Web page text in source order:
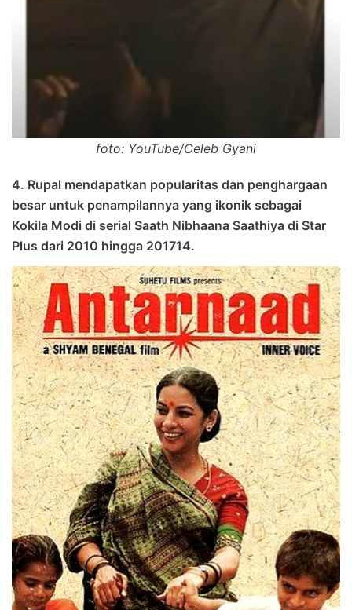
foto: YouTube/Celeb Gyani
4. Rupal mendapatkan popularitas dan penghargaan
besar untuk penampilannya yang ikonik sebagai
Kokila Modi di serial Saath Nibhaana Saathiya di Star
Plus dari 2010 hingga 201714.